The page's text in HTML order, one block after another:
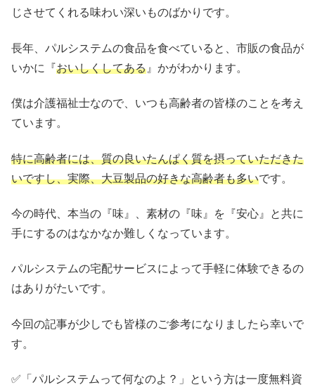
じさせてくれる味わい深いものばかりです。
長年、パルシステムの食品を食べていると、市販の食品が
いかに『おいしくしてある 』かがわかります。
僕は介護福祉士なので、いつも高齢者の皆様のことを考え
ています。
特に高齢者には、質の良いたんぱく質を摂っていただきた
いですし、実際、大豆製品の好きな高齢者も多いです。
今の時代、本当の『味』、素材の『味』を『安心』と共に
手にするのはなかなか難しくなっています。
パルシステムの宅配サービスによって手軽に体験できるの
はありがたいです。
今回の記事が少しでも皆様のご参考になりましたら幸いで
す。
✅「パルシステムって何なのよ？」という方は一度無料資